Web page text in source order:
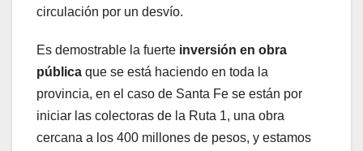
circulación por un desvío.
Es demostrable la fuerte inversión en obra
pública que se está haciendo en toda la
provincia, en el caso de Santa Fe se están por
iniciar las colectoras de la Ruta 1, una obra
cercana a los 400 millones de pesos, y estamos